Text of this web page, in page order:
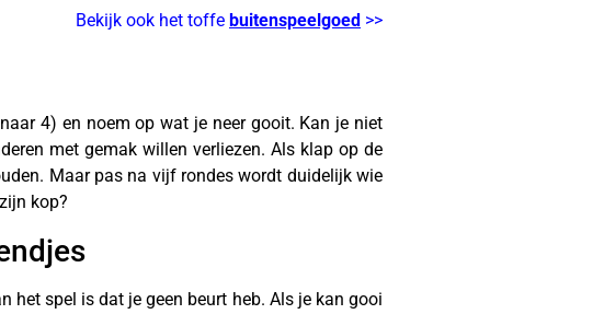
Bekijk ook het toffe buitenspeelgoed >>
4) en noem op wat je neer gooit. Kan je niet
met gemak willen verliezen. Als klap op de
Maar pas na vijf rondes wordt duidelijk wie
kop?
het spel is dat je geen beurt heb. Als je kan gooi